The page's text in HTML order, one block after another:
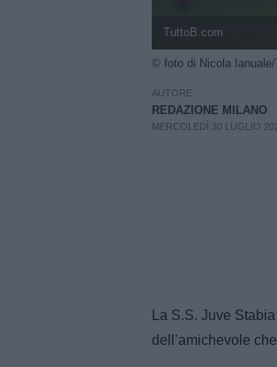
TuttoB.com
© foto di Nicola
AUTORE
REDAZIONE MILANO
MERCOLEDÌ 30 LUGLIO
La S.S. Juve
dell’amichevole